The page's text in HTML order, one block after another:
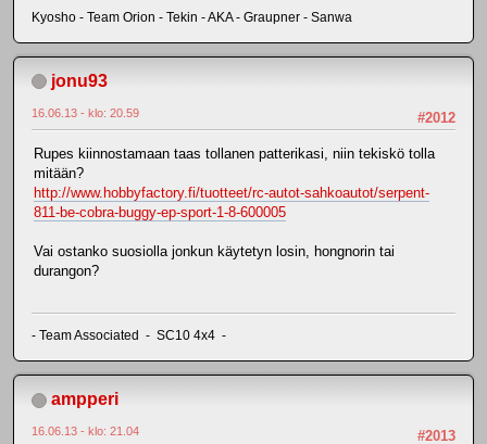
Kyosho - Team Orion - Tekin - AKA - Graupner - Sanwa
jonu93
#2012
16.06.13 - klo: 20.59
Rupes kiinnostamaan taas tollanen patterikasi, niin tekiskö tolla
mitään?
http://www.hobbyfactory.fi/tuotteet/rc-autot-sahkoautot/serpent-
811-be-cobra-buggy-ep-sport-1-8-600005
Vai ostanko suosiolla jonkun käytetyn losin, hongnorin tai
durangon?
- Team Associated - SC10 4x4 -
ampperi
#2013
16.06.13 - klo: 21.04